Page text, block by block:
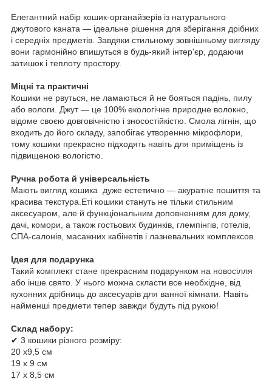
Елегантний набір кошик-органайзерів із натурального
джутового каната — ідеальне рішення для зберігання дрібних
і середніх предметів. Завдяки стильному зовнішньому вигляду
вони гармонійно впишуться в будь-який інтер'єр, додаючи
затишок і теплоту простору.
Міцні та практичні
Кошики не рвуться, не ламаються й не бояться падінь, пилу
або вологи. Джут — це 100% екологічне природне волокно,
відоме своєю довговічністю і зносостійкістю. Смола лігнін, що
входить до його складу, запобігає утворенню мікрофлори,
тому кошики прекрасно підходять навіть для приміщень із
підвищеною вологістю.
Ручна робота й універсальність
Мають вигляд кошика дуже естетично — акуратне пошиття та
красива текстура.Еті кошики стануть не тільки стильним
аксесуаром, але й функціональним доповненням для дому,
дачі, комори, а також гостьових будинків, глемпінгів, готелів,
СПА-салонів, масажних кабінетів і лазневальних комплексов.
Ідея для подарунка
Такий комплект стане прекрасним подарунком на новосілля
або інше свято. У нього можна скласти все необхідне, від
кухонних дрібниць до аксесуарів для ванної кімнати. Навіть
найменші предмети тепер завжди будуть під рукою!
Склад набору:
✔ 3 кошики різного розміру:
20 х9,5 см
19 х 9 см
17 х 8,5 см